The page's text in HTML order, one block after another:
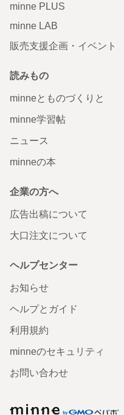
minne PLUS
minne LAB
販売支援企画・イベント
読みもの
minneとものづくりと
minne学習帖
ニュース
minneの本
企業の方へ
広告出稿について
大口注文について
ヘルプセンター
お知らせ
ヘルプとガイド
利用規約
minneのセキュリティ
お問い合わせ